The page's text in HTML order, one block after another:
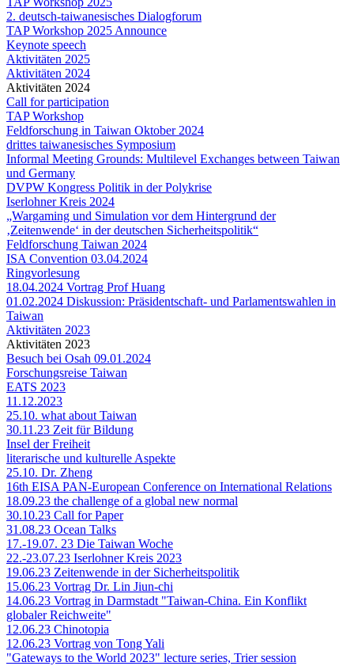
2. deutsch-taiwanesisches Dialogforum
TAP Workshop 2025 Announce
Keynote speech
Aktivitäten 2025
Aktivitäten 2024
Aktivitäten 2024
Call for participation
TAP Workshop
Feldforschung in Taiwan Oktober 2024
drittes taiwanesisches Symposium
Informal Meeting Grounds: Multilevel Exchanges between Taiwan
und Germany
DVPW Kongress Politik in der Polykrise
Iserlohner Kreis 2024
„Wargaming und Simulation vor dem Hintergrund der
‚Zeitenwende‘ in der deutschen Sicherheitspolitik“
Feldforschung Taiwan 2024
ISA Convention 03.04.2024
Ringvorlesung
18.04.2024 Vortrag Prof Huang
01.02.2024 Diskussion: Präsidentschaft- und Parlamentswahlen in
Taiwan
Aktivitäten 2023
Aktivitäten 2023
Besuch bei Osah 09.01.2024
Forschungsreise Taiwan
EATS 2023
11.12.2023
25.10. what about Taiwan
30.11.23 Zeit für Bildung
Insel der Freiheit
literarische und kulturelle Aspekte
25.10. Dr. Zheng
16th EISA PAN-European Conference on International Relations
18.09.23 the challenge of a global new normal
30.10.23 Call for Paper
31.08.23 Ocean Talks
17.-19.07. 23 Die Taiwan Woche
22.-23.07.23 Iserlohner Kreis 2023
19.06.23 Zeitenwende in der Sicherheitspolitik
15.06.23 Vortrag Dr. Lin Jiun-chi
14.06.23 Vortrag in Darmstadt "Taiwan-China. Ein Konflikt
globaler Reichweite"
12.06.23 Chinotopia
12.06.23 Vortrag von Tong Yali
"Gateways to the World 2023" lecture series, Trier session